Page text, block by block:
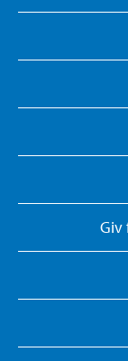
Giv